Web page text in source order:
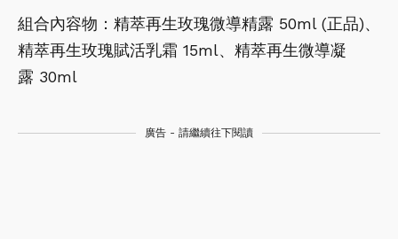
組合內容物：精萃再生玫瑰微導精露 50ml (正品)、
精萃再生玫瑰賦活乳霜 15ml、精萃再生微導凝
露 30ml
廣告 - 請繼續往下閱讀